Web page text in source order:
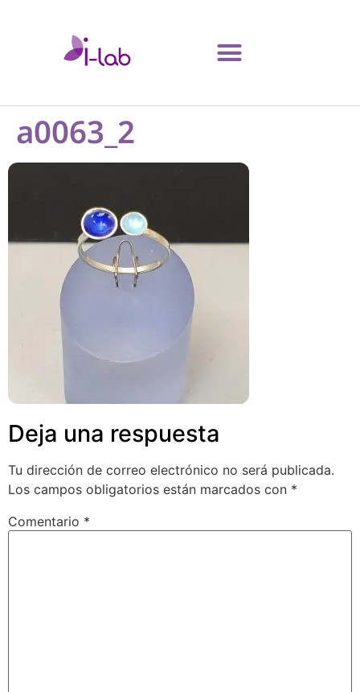
a0063_2
Deja una respuesta
Tu dirección de correo electrónico no será publicada.
Los campos obligatorios están marcados con *
Comentario *